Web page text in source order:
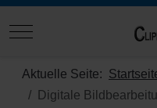
Mobile Menu Toggle
Aktuelle Seite:
Digitale